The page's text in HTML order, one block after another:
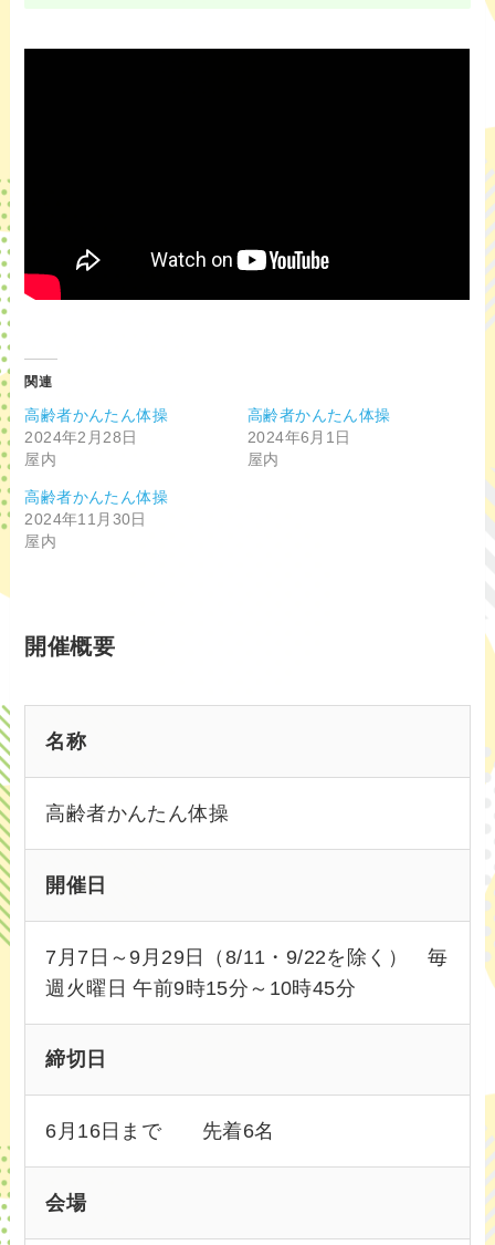
関連
高齢者かんたん体操
2024年2月28日
屋内
高齢者かんたん体操
2024年6月1日
屋内
高齢者かんたん体操
2024年11月30日
屋内
開催概要
名称
高齢者かんたん体操
開催日
7月7日～9月29日（8/11・9/22を除く） 毎
週火曜日 午前9時15分～10時45分
締切日
6月16日まで 先着6名
会場